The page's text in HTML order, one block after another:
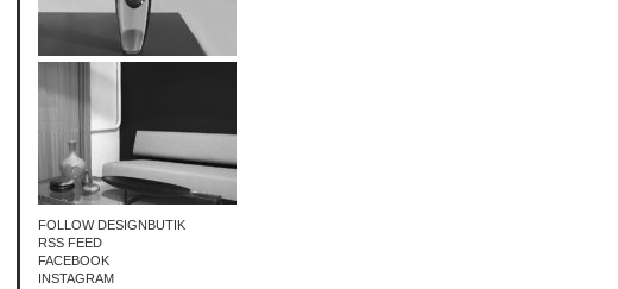
FOLLOW DESIGNBUTIK
RSS FEED
FACEBOOK
INSTAGRAM